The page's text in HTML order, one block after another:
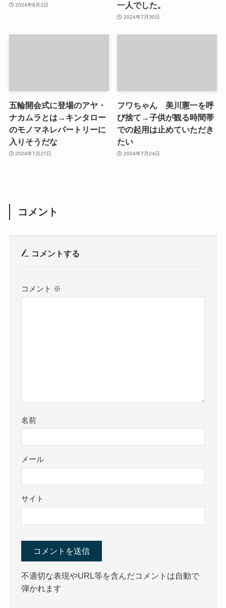
2024年8月2日
一人でした。
2024年7月30日
五輪開会式に登場のアヤ・
ナカムラとは→キンタロー
のモノマネレパートリーに
入りそうだな
2024年7月27日
フワちゃん 美川憲一を呼
び捨て→子供が観る時間帯
での起用は止めていただき
たい
2024年7月24日
コメント
コメントする
コメント ※
名前
メール
サイト
不適切な表現やURL等を含んだコメントは自動で
弾かれます